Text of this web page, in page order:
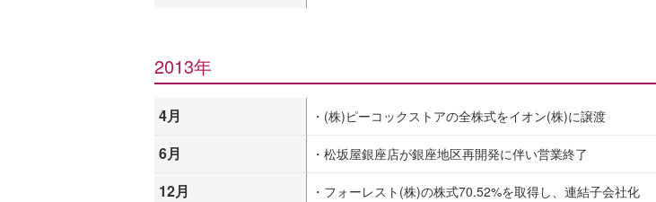
2013年
4月 ・(株)ピーコックストアの全株式をイオン(株)に譲渡
6月 ・松坂屋銀座店が銀座地区再開発に伴い営業終了
12月 ・フォーレスト(株)の株式70.52%を取得し、連結子会社化